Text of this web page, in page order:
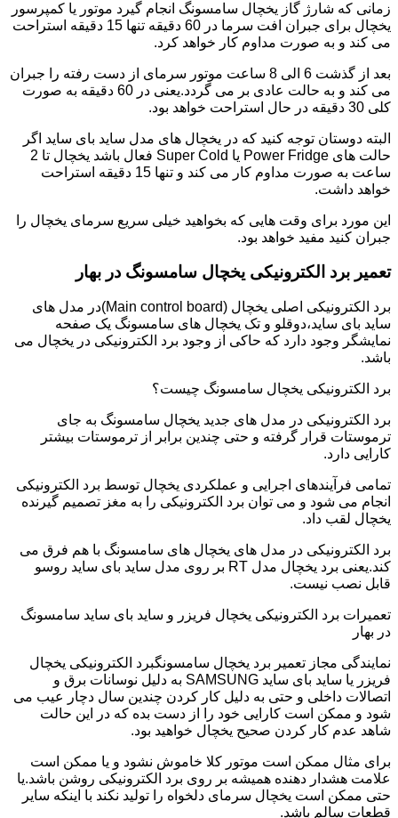
زمانی که شارژ گاز یخچال سامسونگ انجام گیرد موتور یا کمپرسور
یخچال برای جبران افت سرما در 60 دقیقه تنها 15 دقیقه استراحت
می کند و به صورت مداوم کار خواهد کرد.
بعد از گذشت 6 الی 8 ساعت موتور سرمای از دست رفته را جبران
می کند و به حالت عادی بر می گردد.یعنی در 60 دقیقه به صورت
کلی 30 دقیقه در حال استراحت خواهد بود.
البته دوستان توجه کنید که در یخچال های مدل ساید بای ساید اگر
حالت های Power Fridge یا Super Cold فعال باشد یخچال تا 2
ساعت به صورت مداوم کار می کند و تنها 15 دقیقه استراحت
خواهد داشت.
این مورد برای وقت هایی که بخواهید خیلی سریع سرمای یخچال را
جبران کنید مفید خواهد بود.
تعمیر برد الکترونیکی یخچال سامسونگ در بهار
برد الکترونیکی اصلی یخچال (Main control board)در مدل های
ساید بای ساید،دوقلو و تک یخچال های سامسونگ یک صفحه
نمایشگر وجود دارد که حاکی از وجود برد الکترونیکی در یخچال می
باشد.
برد الکترونیکی یخچال سامسونگ چیست؟
برد الکترونیکی در مدل های جدید یخچال سامسونگ به جای
ترموستات قرار گرفته و حتی چندین برابر از ترموستات بیشتر
کارایی دارد.
تمامی فرآیندهای اجرایی و عملکردی یخچال توسط برد الکترونیکی
انجام می شود و می توان برد الکترونیکی را به مغز تصمیم گیرنده
یخچال لقب داد.
برد الکترونیکی در مدل های یخچال های سامسونگ با هم فرق می
کند.یعنی برد یخچال مدل RT بر روی مدل ساید بای ساید روسو
قابل نصب نیست.
تعمیرات برد الکترونیکی یخچال فریزر و ساید بای ساید سامسونگ
در بهار
نمایندگی مجاز تعمیر برد یخچال سامسونگبرد الکترونیکی یخچال
فریزر یا ساید بای ساید SAMSUNG به دلیل نوسانات برق و
اتصالات داخلی و حتی به دلیل کار کردن چندین سال دچار عیب می
شود و ممکن است کارایی خود را از دست بده که در این حالت
شاهد عدم کار کردن صحیح یخچال خواهید بود.
برای مثال ممکن است موتور کلا خاموش نشود و یا ممکن است
علامت هشدار دهنده همیشه بر روی برد الکترونیکی روشن باشد.یا
حتی ممکن است یخچال سرمای دلخواه را تولید نکند با اینکه سایر
قطعات سالم باشد.